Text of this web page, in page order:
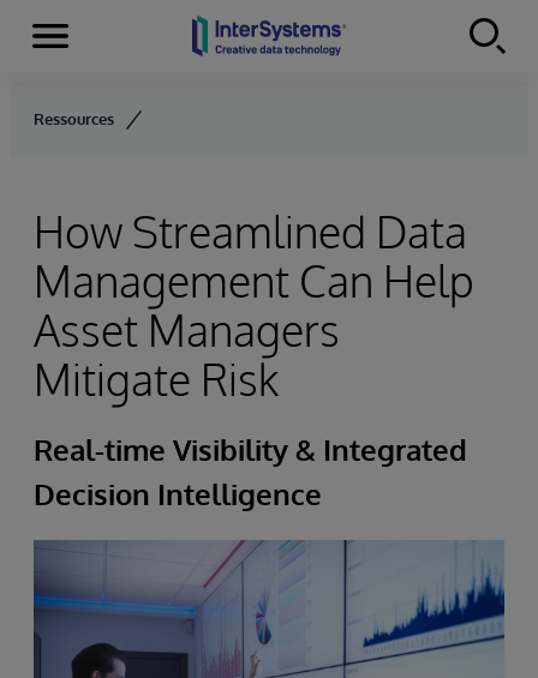
Skip to content
Menu
Ressources
How Streamlined Data
Management Can Help
Asset Managers
Mitigate Risk
Real-time Visibility & Integrated
Decision Intelligence